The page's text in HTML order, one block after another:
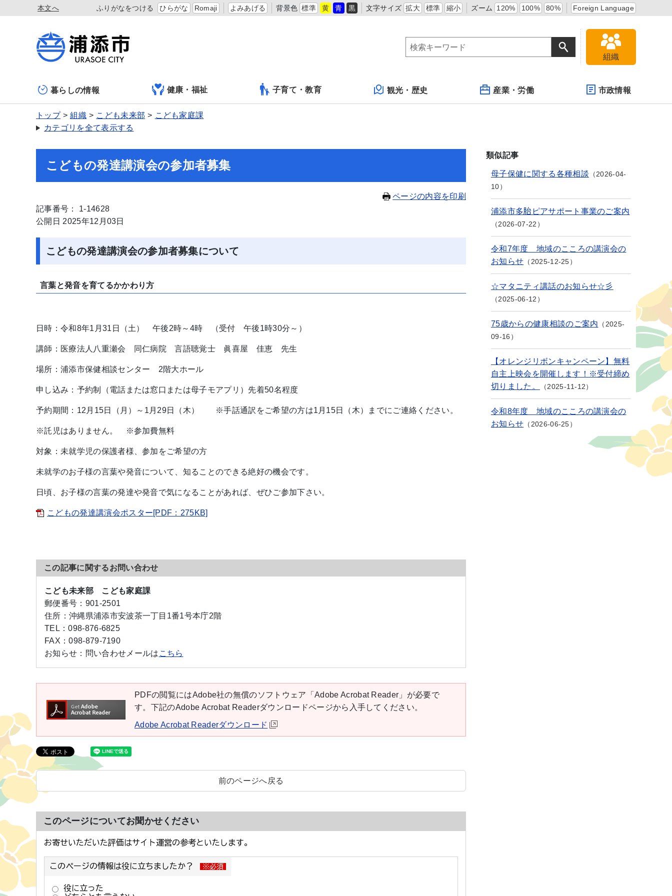
本文へ ふりがなをつける ひらがな Romaji よみあげる 背景色 標準 黄 青 黒 文字サイズ 拡大 標準 縮小 ズーム 120% 100% 80% Foreign Language
組織
暮らしの情報 健康・福祉 子育て・教育 観光・歴史 産業・労働 市政情報
トップ 組織 こども未来部
こども家庭課
カテゴリを全て表示する
こどもの発達講演会の参加者募集
ページの内容を印刷
記事番号： 1-14628
公開日 2025年12月03日
こどもの発達講演会の参加者募集について
言葉と発音を育てるかかわり方
日時：令和8年1月31日（土） 午後2時～4時 （受付 午後1時30分～）
講師：医療法人八重瀬会 同仁病院 言語聴覚士 眞喜屋 佳恵 先生
場所：浦添市保健相談センター 2階大ホール
申し込み：予約制（電話または窓口または母子モアプリ）先着50名程度
予約期間：12月15日（月）～1月29日（木） ※手話通訳をご希望の方は1月15日（木）までにご連絡ください。
※託児はありません。 ※参加費無料
対象：未就学児の保護者様、参加をご希望の方
未就学のお子様の言葉や発音について、知ることのできる絶好の機会です。
日頃、お子様の言葉の発達や発音で気になることがあれば、ぜひご参加下さい。
こどもの発達講演会ポスター[PDF：275KB]
この記事に関するお問い合わせ
こども未来部 こども家庭課
郵便番号： 901-2501
住所： 沖縄県浦添市安波茶一丁目1番1号本庁2階
TEL：098-876-6825
FAX：098-879-7190
お知らせ： 問い合わせメールは こちら
PDFの閲覧にはAdobe社の無償のソフトウェア「Adobe Acrobat Reader」が必要で
す。下記のAdobe Acrobat Readerダウンロードページから入手してください。
Adobe Acrobat Readerダウンロード
前のページへ戻る
このページについてお聞かせください
類似記事
母子保健に関する各種相談
2026-04-
10
浦添市多胎ピアサポート事業のご案内
2026-07-22
令和7年度 地域のこころの講演会の
お知らせ
2025-12-25
☆マタニティ講話のお知らせ☆彡
2025-06-12
75歳からの健康相談のご案内
2025-
09-16
【オレンジリボンキャンペーン】無料
自主上映会を開催します！※受付締め
切りました。
2025-11-12
令和8年度 地域のこころの講演会の
お知らせ
2026-06-25